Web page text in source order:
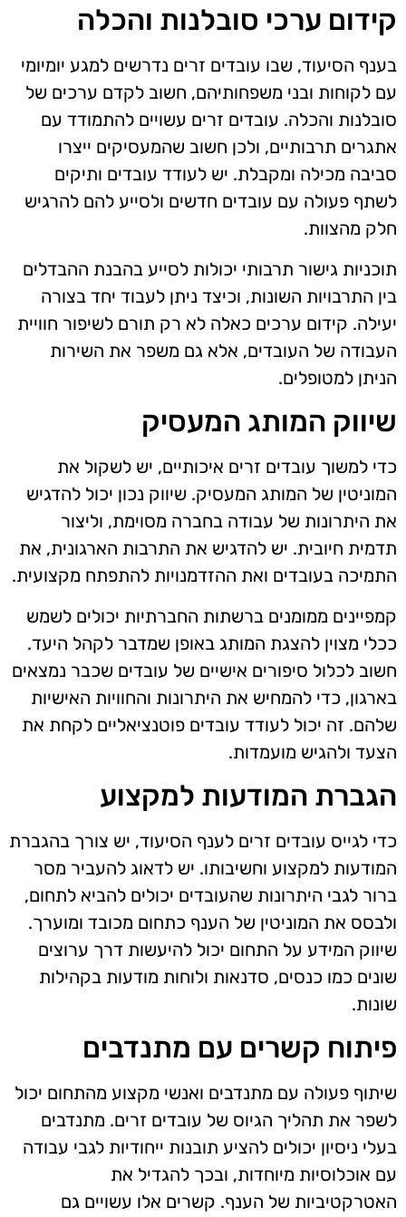
קידום ערכי סובלנות והכלה
בענף הסיעוד, שבו עובדים זרים נדרשים למגע יומיומי
עם לקוחות ובני משפחותיהם, חשוב לקדם ערכים של
סובלנות והכלה. עובדים זרים עשויים להתמודד עם
אתגרים תרבותיים, ולכן חשוב שהמעסיקים ייצרו
סביבה מכילה ומקבלת. יש לעודד עובדים ותיקים
לשתף פעולה עם עובדים חדשים ולסייע להם להרגיש
חלק מהצוות.
תוכניות גישור תרבותי יכולות לסייע בהבנת ההבדלים
בין התרבויות השונות, וכיצד ניתן לעבוד יחד בצורה
יעילה. קידום ערכים כאלה לא רק תורם לשיפור חוויית
העבודה של העובדים, אלא גם משפר את השירות
הניתן למטופלים.
שיווק המותג המעסיק
כדי למשוך עובדים זרים איכותיים, יש לשקול את
המוניטין של המותג המעסיק. שיווק נכון יכול להדגיש
את היתרונות של עבודה בחברה מסוימת, וליצור
תדמית חיובית. יש להדגיש את התרבות הארגונית, את
התמיכה בעובדים ואת ההזדמנויות להתפתח מקצועית.
קמפיינים ממומנים ברשתות החברתיות יכולים לשמש
ככלי מצוין להצגת המותג באופן שמדבר לקהל היעד.
חשוב לכלול סיפורים אישיים של עובדים שכבר נמצאים
בארגון, כדי להמחיש את היתרונות והחוויות האישיות
שלהם. זה יכול לעודד עובדים פוטנציאליים לקחת את
הצעד ולהגיש מועמדות.
הגברת המודעות למקצוע
כדי לגייס עובדים זרים לענף הסיעוד, יש צורך בהגברת
המודעות למקצוע וחשיבותו. יש לדאוג להעביר מסר
ברור לגבי היתרונות שהעובדים יכולים להביא לתחום,
ולבסס את המוניטין של הענף כתחום מכובד ומוערך.
שיווק המידע על התחום יכול להיעשות דרך ערוצים
שונים כמו כנסים, סדנאות ולוחות מודעות בקהילות
שונות.
פיתוח קשרים עם מתנדבים
שיתוף פעולה עם מתנדבים ואנשי מקצוע מהתחום יכול
לשפר את תהליך הגיוס של עובדים זרים. מתנדבים
בעלי ניסיון יכולים להציע תובנות ייחודיות לגבי עבודה
עם אוכלוסיות מיוחדות, ובכך להגדיל את
האטרקטיביות של הענף. קשרים אלו עשויים גם